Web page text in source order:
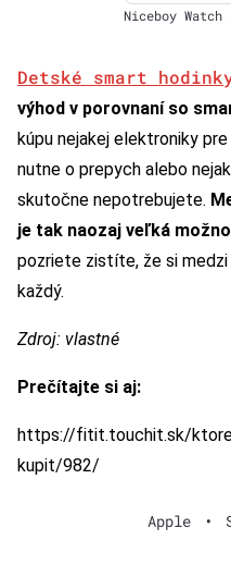
Niceboy Watch
Detské smart
výhod v porovnaní so
kúpu nejakej elektroniky
nutne o prepych alebo
skutočne nepotrebujete.
je tak naozaj veľká
pozriete zistíte, že si
každý.
Zdroj: vlastné
Prečítajte si aj:
https://fitit.touchit.sk/
kupit/982/
Apple •